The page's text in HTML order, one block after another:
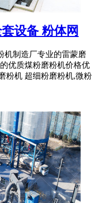
设备 粉体网
机制造厂专业的雷蒙磨
优质煤粉磨粉机价格优
粉机 超细粉磨粉机,微粉